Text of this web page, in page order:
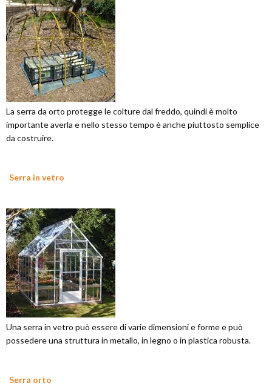
La serra da orto protegge le colture dal freddo, quindi è molto
importante averla e nello stesso tempo è anche piuttosto semplice
da costruire.
Serra in vetro
Una serra in vetro può essere di varie dimensioni e forme e può
possedere una struttura in metallo, in legno o in plastica robusta.
Serra orto